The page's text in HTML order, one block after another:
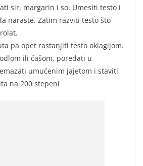
sir, margarin i so. Umesiti testo i
naraste. Zatim razviti testo što
pa opet rastanjiti testo oklagijom.
ili čašom, poređati u
umućenim jajetom i staviti
na 200 stepeni